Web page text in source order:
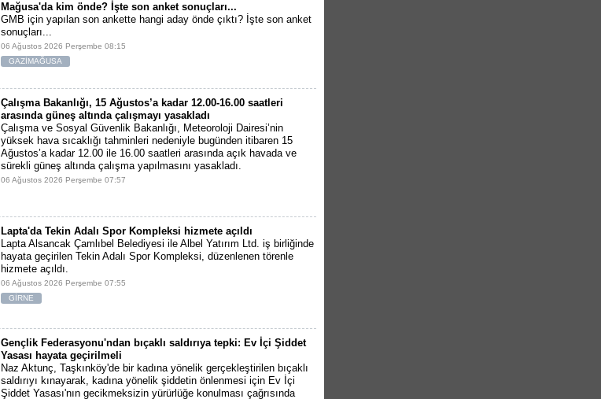
Mağusa'da kim önde? İşte son anket sonuçları...
GMB için yapılan son ankette hangi aday önde çıktı? İşte son anket
sonuçları...
06 Ağustos 2026 Perşembe 08:15
GAZİMAĞUSA
Çalışma Bakanlığı, 15 Ağustos’a kadar 12.00-16.00 saatleri
arasında güneş altında çalışmayı yasakladı
Çalışma ve Sosyal Güvenlik Bakanlığı, Meteoroloji Dairesi’nin
yüksek hava sıcaklığı tahminleri nedeniyle bugünden itibaren 15
Ağustos’a kadar 12.00 ile 16.00 saatleri arasında açık havada ve
sürekli güneş altında çalışma yapılmasını yasakladı.
06 Ağustos 2026 Perşembe 07:57
Lapta'da Tekin Adalı Spor Kompleksi hizmete açıldı
Lapta Alsancak Çamlıbel Belediyesi ile Albel Yatırım Ltd. iş birliğinde
hayata geçirilen Tekin Adalı Spor Kompleksi, düzenlenen törenle
hizmete açıldı.
06 Ağustos 2026 Perşembe 07:55
GİRNE
Gençlik Federasyonu'ndan bıçaklı saldırıya tepki: Ev İçi Şiddet
Yasası hayata geçirilmeli
Naz Aktunç, Taşkınköy'de bir kadına yönelik gerçekleştirilen bıçaklı
saldırıyı kınayarak, kadına yönelik şiddetin önlenmesi için Ev İçi
Şiddet Yasası'nın gecikmeksizin yürürlüğe konulması çağrısında